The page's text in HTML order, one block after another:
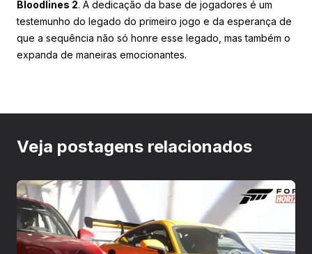
Bloodlines 2. A dedicação da base de jogadores é um
testemunho do legado do primeiro jogo e da esperança de
que a sequência não só honre esse legado, mas também o
expanda de maneiras emocionantes.
Veja postagens relacionados